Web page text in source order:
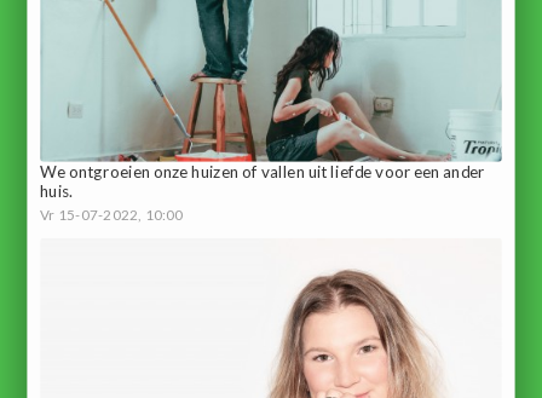
We ontgroeien onze huizen of vallen uit liefde voor een ander
huis.
Vr 15-07-2022, 10:00